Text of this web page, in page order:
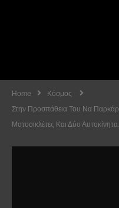
Home
Κόσμος
Στην Προσπάθεια Του Να
Μοτοσικλέτες Και Δύο